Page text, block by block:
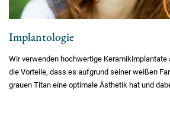
Implantologie
Wir verwenden hochwertige Keramikimplantate
die Vorteile, dass es aufgrund seiner weißen
grauen Titan eine optimale Ästhetik hat und